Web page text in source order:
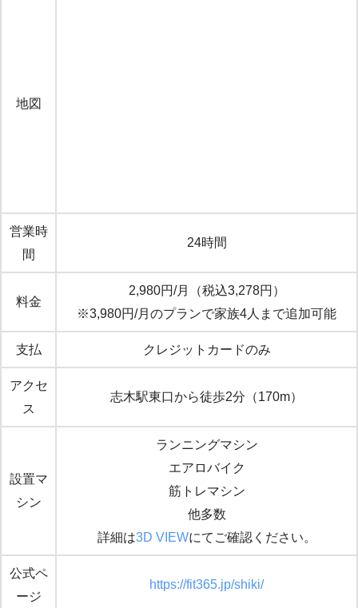
地図
営業時
間
24時間
料金
2,980円/月（税込3,278円）
※3,980円/月のプランで家族4人まで追加可能
支払 クレジットカードのみ
アクセ
ス
志木駅東口から徒歩2分（170m）
設置マ
シン
ランニングマシン
エアロバイク
筋トレマシン
他多数
詳細は3D VIEWにてご確認ください。
公式ペ
ージ
https://fit365.jp/shiki/